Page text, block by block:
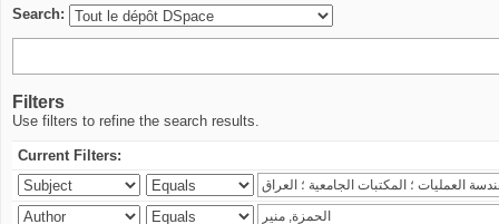
Search:
Filters
Use filters to refine the search results.
Current Filters: